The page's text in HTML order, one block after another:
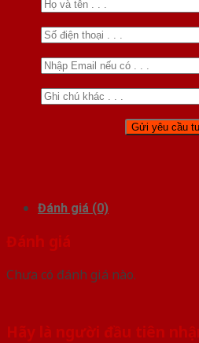
Đánh giá (0)
Đánh giá
Chưa có đánh giá nào.
Hãy là người đầu tiên